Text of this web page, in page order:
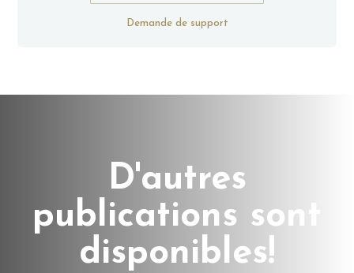
Demande de support
D'autres
publications sont
disponibles!